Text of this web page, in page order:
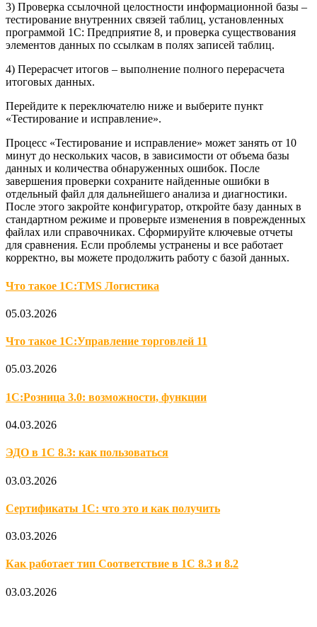
3) Проверка ссылочной целостности информационной базы –
тестирование внутренних связей таблиц, установленных
программой 1С: Предприятие 8, и проверка существования
элементов данных по ссылкам в полях записей таблиц.
4) Перерасчет итогов – выполнение полного перерасчета
итоговых данных.
Перейдите к переключателю ниже и выберите пункт
«Тестирование и исправление».
Процесс «Тестирование и исправление» может занять от 10
минут до нескольких часов, в зависимости от объема базы
данных и количества обнаруженных ошибок. После
завершения проверки сохраните найденные ошибки в
отдельный файл для дальнейшего анализа и диагностики.
После этого закройте конфигуратор, откройте базу данных в
стандартном режиме и проверьте изменения в поврежденных
файлах или справочниках. Сформируйте ключевые отчеты
для сравнения. Если проблемы устранены и все работает
корректно, вы можете продолжить работу с базой данных.
Что такое 1С:TMS Логистика
05.03.2026
Что такое 1С:Управление торговлей 11
05.03.2026
1С:Розница 3.0: возможности, функции
04.03.2026
ЭДО в 1С 8.3: как пользоваться
03.03.2026
Сертификаты 1С: что это и как получить
03.03.2026
Как работает тип Соответствие в 1С 8.3 и 8.2
03.03.2026